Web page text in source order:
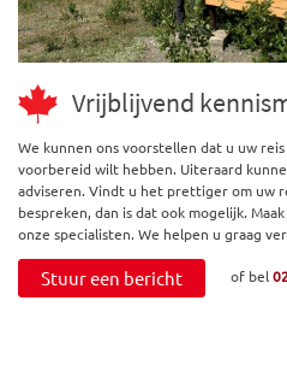
Vrijblijvend
We kunnen ons voorstellen dat u uw
voorbereid wilt hebben. Uiteraard
adviseren. Vindt u het prettiger om uw
bespreken, dan is dat ook mogelijk.
onze specialisten. We helpen u graag
Stuur een bericht of bel